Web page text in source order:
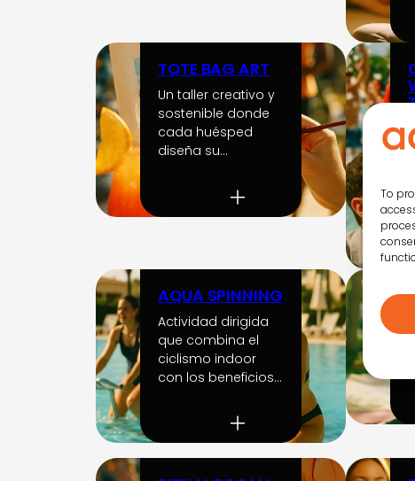
To
TOTE BAG ART
Un taller creativo y
sostenible donde
cada huésped
diseña su…
AQUA SPINNING
Actividad dirigida
que combina el
ciclismo indoor
con los beneficios…